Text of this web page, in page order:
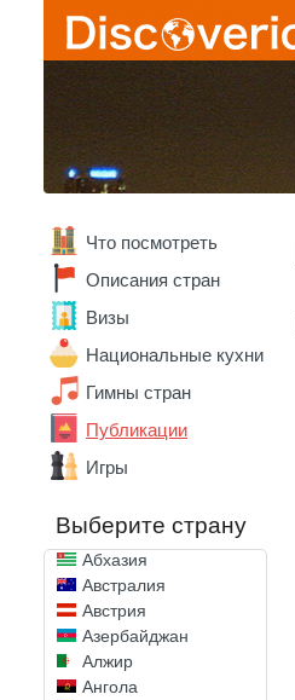
Что посмотреть
Описания стран
Визы
Национальные кухни
Гимны стран
Публикации
Игры
Выберите страну
Абхазия
Австралия
Австрия
Азербайджан
Алжир
Ангола